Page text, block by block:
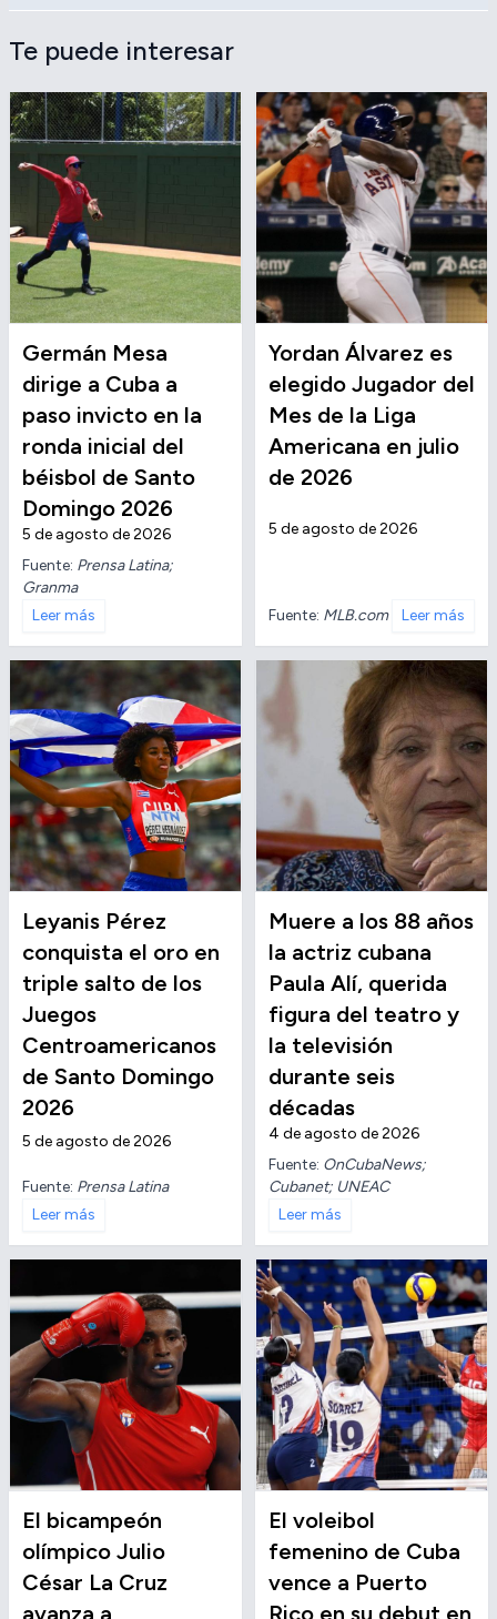
Te puede interesar
Germán Mesa
dirige a Cuba a
paso invicto en la
ronda inicial del
béisbol de Santo
Domingo 2026
5 de agosto de 2026
Fuente: Prensa Latina;
Granma
Leer más
Yordan Álvarez es
elegido Jugador del
Mes de la Liga
Americana en julio
de 2026
5 de agosto de 2026
Fuente: MLB.com Leer más
Leyanis Pérez
conquista el oro en
triple salto de los
Juegos
Centroamericanos
de Santo Domingo
2026
5 de agosto de 2026
Fuente: Prensa Latina
Leer más
Muere a los 88 años
la actriz cubana
Paula Alí, querida
figura del teatro y
la televisión
durante seis
décadas
4 de agosto de 2026
Fuente: OnCubaNews;
Cubanet; UNEAC
Leer más
El bicampeón
olímpico Julio
César La Cruz
avanza a
El voleibol
femenino de Cuba
vence a Puerto
Rico en su debut en